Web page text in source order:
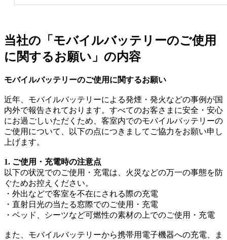
当社の「モバイルバッテリーのご使用
に関するお願い」の内容
モバイルバッテリーのご使用に関するお願い
近年、モバイルバッテリーによる発煙・発火などの事例が国
内外で報告されております。すべてのお客さまに安全・安心
にお過ごしいただくため、客室内でのモバイルバッテリーの
ご使用について、以下の点につきましてご協力をお願い申し
上げます。
1. ご使用・充電時の注意点
以下の状況でのご使用・充電は、火災などの万一の事態を防
ぐためお控えください。
・外出などで客室を不在にされる際の充電
・直射日光の当たる窓際でのご使用・充電
・ベッド、シーツなど可燃性の素材の上でのご使用・充電
また、モバイルバッテリーから携帯用電子機器への充電、ま